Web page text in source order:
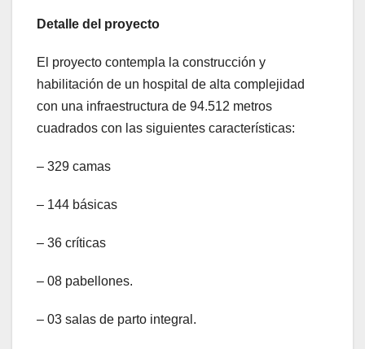
Detalle del proyecto
El proyecto contempla la construcción y
habilitación de un hospital de alta complejidad
con una infraestructura de 94.512 metros
cuadrados con las siguientes características:
– 329 camas
– 144 básicas
– 36 críticas
– 08 pabellones.
– 03 salas de parto integral.